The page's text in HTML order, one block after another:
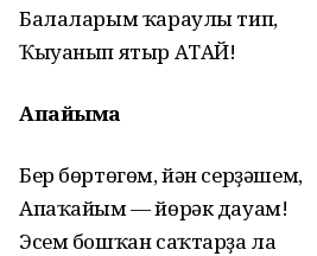
Балаларым ҡараулы тип,
Ҡыуанып ятыр АТАЙ!
Апайыма
Бер бөртөгөм, йән серҙәшем,
Апаҡайым — йөрәк дауам!
Эсем бошҡан саҡтарҙа ла